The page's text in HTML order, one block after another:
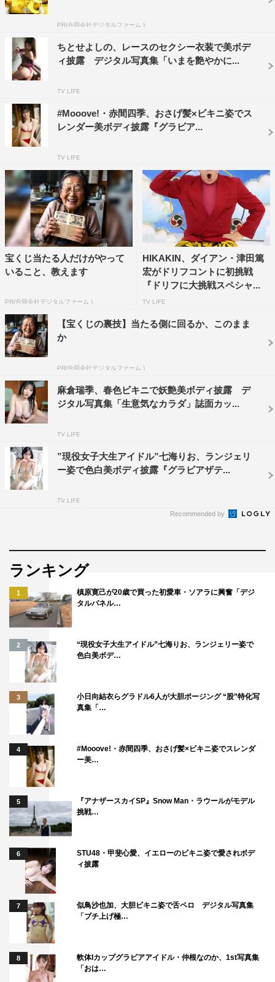
PR(合同会社デジタルファーム )
ちとせよしの、レースのセクシー衣装で美ボデ
ィ披露 デジタル写真集「いまを艶やかに...
TV LIFE
#Mooove!・赤間四季、おさげ髪×ビキニ姿でス
レンダー美ボディ披露『グラビア...
TV LIFE
宝くじ当たる人だけがやって
いること、教えます
PR(合同会社デジタルファーム )
HIKAKIN、ダイアン・津田篤
宏がドリフコントに初挑戦
『ドリフに大挑戦スペシャ...
TV LIFE
【宝くじの裏技】当たる側に回るか、このまま
か
PR(合同会社デジタルファーム )
麻倉瑞季、春色ビキニで妖艶美ボディ披露 デ
ジタル写真集「生意気なカラダ」誌面カッ...
TV LIFE
”現役女子大生アイドル”七海りお、ランジェリ
ー姿で色白美ボディ披露『グラビアザテ...
TV LIFE
Recommended by
ランキング
1
槙原寛己が20歳で買った初愛車・ソアラに興奮「デジ
タルパネル…
2
“現役女子大生アイドル”七海りお、ランジェリー姿で
色白美ボデ…
3
小日向結衣らグラドル6人が大胆ポージング “股”特化写
真集「…
4
#Mooove!・赤間四季、おさげ髪×ビキニ姿でスレンダ
ー美…
5
『アナザースカイSP』Snow Man・ラウールがモデル
挑戦…
6
STU48・甲斐心愛、イエローのビキニ姿で愛されボデ
ィ披露
7
似鳥沙也加、大胆ビキニ姿で舌ペロ デジタル写真集
「ブチ上げ極…
8
軟体Iカップグラビアアイドル・仲根なのか、1st写真集
「おは…